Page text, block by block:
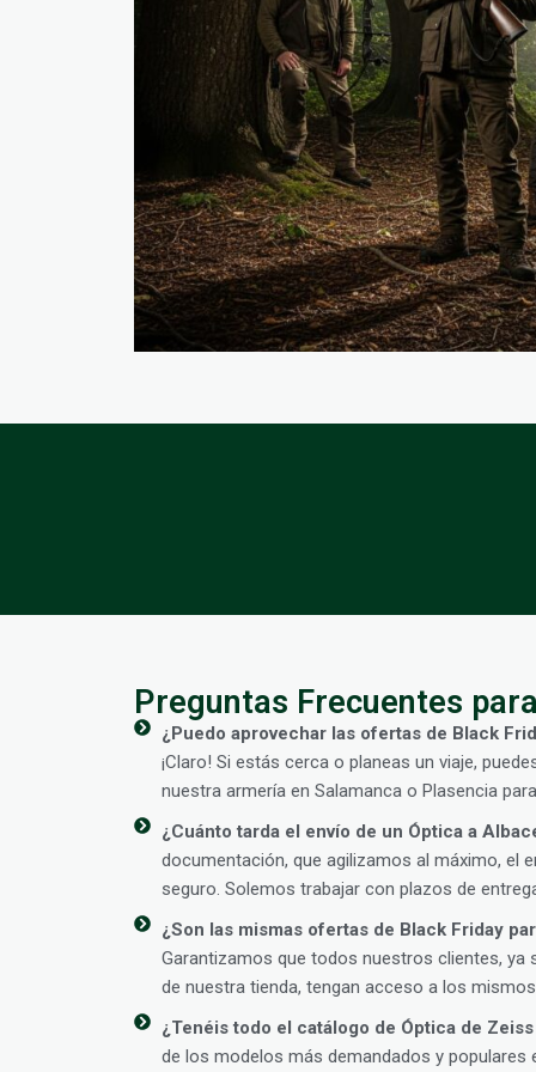
Preguntas Frecuentes
¿Puedo aprovechar las ofertas de Black
¡Claro! Si estás cerca o planeas un viaje,
nuestra armería en Salamanca o Plasencia
¿Cuánto tarda el envío de un Óptica a
documentación, que agilizamos al máximo, el
seguro. Solemos trabajar con plazos de
¿Son las mismas ofertas de Black Friday
Garantizamos que todos nuestros clientes,
de nuestra tienda, tengan acceso a los
¿Tenéis todo el catálogo de Óptica de
de los modelos más demandados y